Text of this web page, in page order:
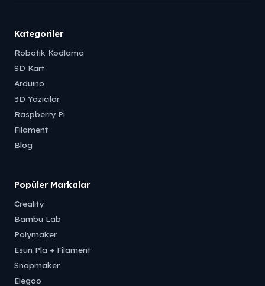
Kategoriler
Robotik Kodlama
SD Kart
Arduino
3D Yazıcılar
Raspberry Pi
Filament
Blog
Popüler Markalar
Creality
Bambu Lab
Polymaker
Esun Pla + Filament
Snapmaker
Elegoo